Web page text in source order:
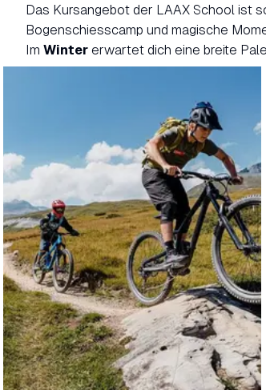
Das Kursangebot der LAAX School ist
Bogenschiesscamp und magische
Im Winter erwartet dich eine breite